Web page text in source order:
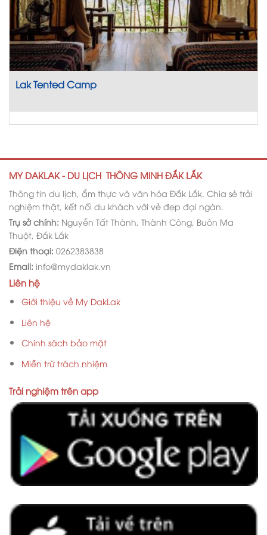
Lak Tented Camp
MY DAKLAK - DU LỊCH THÔNG MINH ĐẮK LẮK
Thông tin du lịch, ẩm thực và văn hóa Đắk Lắk. Chia sẻ trải
nghiệm thật, kết nối du khách với vẻ đẹp đại ngàn.
Trụ sở chính: Nguyễn Tất Thành, Thành Công, Buôn Ma
Thuột, Đắk Lắk
Điện thoại: 0262383838
Email: info@mydaklak.vn
Liên hệ
Giới thiệu về My DakLak
Liên hệ
Chính sách bảo mật
Miễn trừ trách nhiệm
Trải nghiệm trên app